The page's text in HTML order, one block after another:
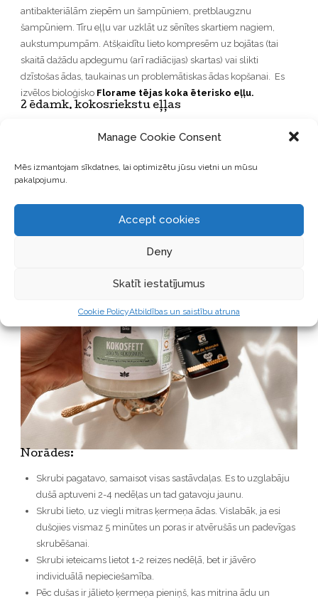
Manage Cookie Consent
Mēs izmantojam sīkdatnes, lai optimizētu jūsu vietni un mūsu
pakalpojumu.
Accept cookies
Deny
Skatīt iestatījumus
Cookie PolicyAtbildības un saistību atruna
antibakteriālām ziepēm un šampūniem, pretblaugznu
šampūniem. Tīru eļļu var uzklāt uz sēnītes skartiem nagiem,
aukstumpumpām. Atšķaidītu lieto kompresēm uz bojātas (tai
skaitā dažādu apdegumu (arī radiācijas) skartas) vai slikti
dzīstošas ādas, taukainas un problemātiskas ādas kopšanai. Es
izvēlos bioloģisko Florame tējas koka ēterisko eļļu.
2 ēdamk. kokosriekstu eļļas
palīdz samazināt apsārtumu un iekaisumus, palīdz izlīdzināt
ādas toni un mazināt izsitumus. Pārliecinies, ka kokosriekstu eļļa,
kuru izmanto ir dabīga un tā nesatur liekas sastāvdaļas!
Pirms lietošanas to izkausēju līdz šķidrai
Norādes:
Skrubi pagatavo, samaisot visas sastāvdaļas. Es to uzglabāju
dušā aptuveni 2-4 nedēļas un tad gatavoju jaunu.
Skrubi lieto, uz viegli mitras ķermeņa ādas. Vislabāk, ja esi
dušojies vismaz 5 minūtes un poras ir atvērušās un padevīgas
skrubēšanai.
Skrubi ieteicams lietot 1-2 reizes nedēļā, bet ir jāvēro
individuālā nepieciešamība.
Pēc dušas ir jālieto ķermeņa pieniņš, kas mitrina ādu un